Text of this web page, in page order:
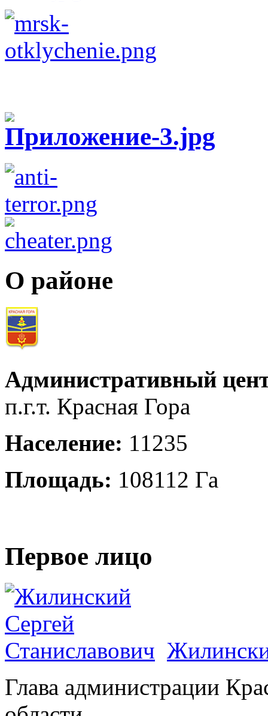
О районе
Административный
п.г.т. Красная Гора
Население: 11235
Площадь: 108112 Га
Первое лицо
Глава администрации